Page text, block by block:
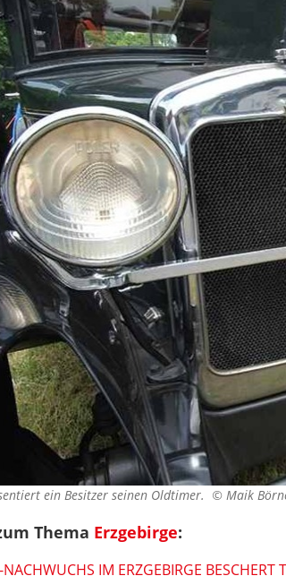
ein Besitzer seinen Oldtimer. © Maik
Thema Erzgebirge:
IM ERZGEBIRGE BESCHERT